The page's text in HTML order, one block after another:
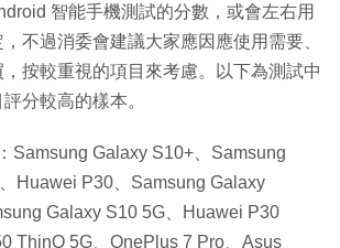
智能手機測試的分數，或會左右用
不過消委會建議大家應因應使用需要、
按較重視的項目來考慮。以下為測試中
分較高的樣本。
Samsung Galaxy S10+、Samsung
Huawei P30、Samsung Galaxy
Galaxy S10 5G、Huawei P30
ThinQ 5G、OnePlus 7 Pro、Asus